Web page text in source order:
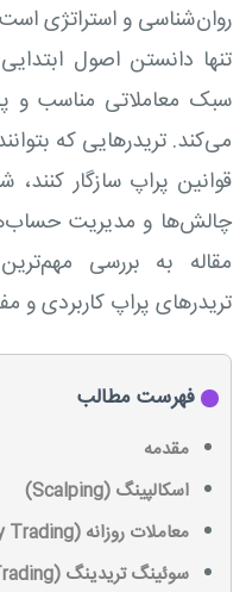
روان‌شناسی و استراتژی
تنها دانستن اصول
سبک معاملاتی مناسب و
می‌کند. تریدرهایی که
قوانین پراپ سازگار
چالش‌ها و مدیریت
مقاله به بررسی
تریدرهای پراپ کاربردی و
فهرست مطالب
مقدمه
اسکالپینگ (Scalping)
معاملات روزانه (Day Trading)
سوئینگ تریدینگ (Swing Trading)